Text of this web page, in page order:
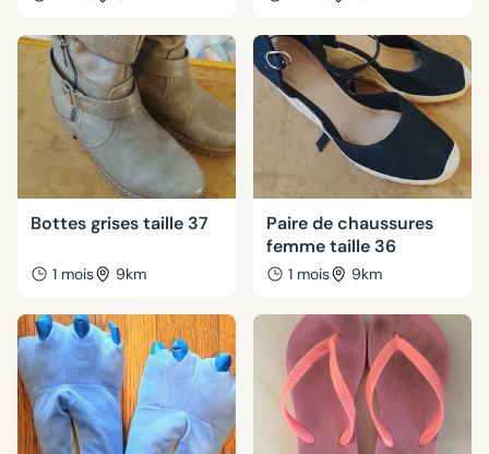
Bottes grises taille 37
1 mois 9km
Paire de chaussures
femme taille 36
1 mois 9km